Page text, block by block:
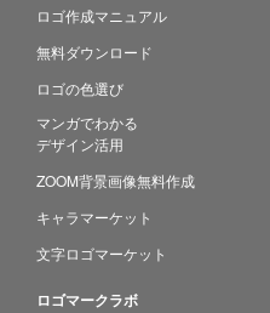
ロゴ作成マニュアル
無料ダウンロード
ロゴの色選び
マンガでわかる
デザイン活用
ZOOM背景画像無料作成
キャラマーケット
文字ロゴマーケット
ロゴマークラボ